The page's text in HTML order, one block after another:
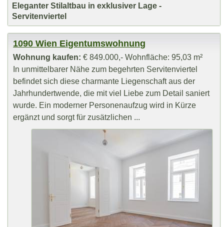
Eleganter Stilaltbau in exklusiver Lage -
Servitenviertel
1090 Wien Eigentumswohnung
Wohnung kaufen: € 849.000,- Wohnfläche: 95,03 m²
In unmittelbarer Nähe zum begehrten Servitenviertel
befindet sich diese charmante Liegenschaft aus der
Jahrhundertwende, die mit viel Liebe zum Detail saniert
wurde. Ein moderner Personenaufzug wird in Kürze
ergänzt und sorgt für zusätzlichen ...